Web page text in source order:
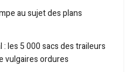
au sujet des plans
les 5 000 sacs des traileurs
vulgaires ordures